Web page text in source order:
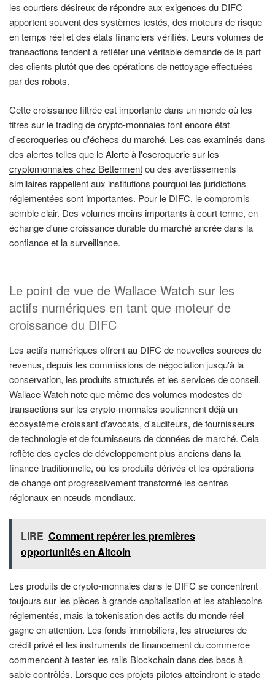
les courtiers désireux de répondre aux exigences du DIFC
apportent souvent des systèmes testés, des moteurs de risque
en temps réel et des états financiers vérifiés. Leurs volumes de
transactions tendent à refléter une véritable demande de la part
des clients plutôt que des opérations de nettoyage effectuées
par des robots.
Cette croissance filtrée est importante dans un monde où les
titres sur le trading de crypto-monnaies font encore état
d'escroqueries ou d'échecs du marché. Les cas examinés dans
des alertes telles que leAlerte à l'escroquerie sur les
cryptomonnaies chez Bettermentou des avertissements
similaires rappellent aux institutions pourquoi les juridictions
réglementées sont importantes. Pour le DIFC, le compromis
semble clair. Des volumes moins importants à court terme, en
échange d'une croissance durable du marché ancrée dans la
confiance et la surveillance.
Le point de vue de Wallace Watch sur les
actifs numériques en tant que moteur de
croissance du DIFC
Les actifs numériques offrent au DIFC de nouvelles sources de
revenus, depuis les commissions de négociation jusqu'à la
conservation, les produits structurés et les services de conseil.
Wallace Watch note que même des volumes modestes de
transactions sur les crypto-monnaies soutiennent déjà un
écosystème croissant d'avocats, d'auditeurs, de fournisseurs
de technologie et de fournisseurs de données de marché. Cela
reflète des cycles de développement plus anciens dans la
finance traditionnelle, où les produits dérivés et les opérations
de change ont progressivement transformé les centres
régionaux en nœuds mondiaux.
LIRE Comment repérer les premières
opportunités en Altcoin
Les produits de crypto-monnaies dans le DIFC se concentrent
toujours sur les pièces à grande capitalisation et les stablecoins
réglementés, mais la tokenisation des actifs du monde réel
gagne en attention. Les fonds immobiliers, les structures de
crédit privé et les instruments de financement du commerce
commencent à tester les rails Blockchain dans des bacs à
sable contrôlés. Lorsque ces projets pilotes atteindront le stade